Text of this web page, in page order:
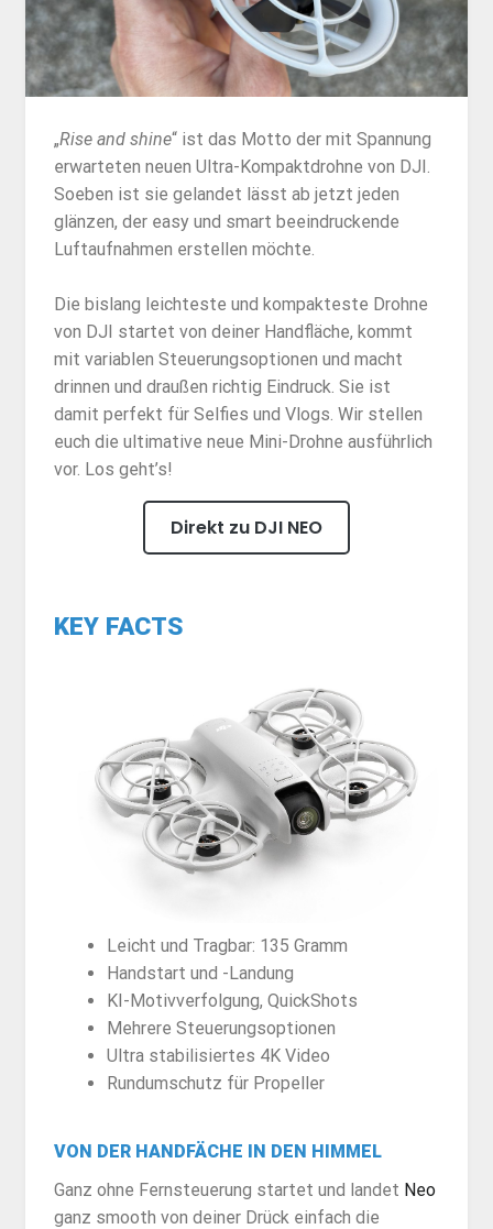
„Rise and shine“ ist das Motto der mit Spannung
erwarteten neuen Ultra-Kompaktdrohne von DJI.
Soeben ist sie gelandet lässt ab jetzt jeden
glänzen, der easy und smart beeindruckende
Luftaufnahmen erstellen möchte.
Die bislang leichteste und kompakteste Drohne
von DJI startet von deiner Handfläche, kommt
mit variablen Steuerungsoptionen und macht
drinnen und draußen richtig Eindruck. Sie ist
damit perfekt für Selfies und Vlogs. Wir stellen
euch die ultimative neue Mini-Drohne ausführlich
vor. Los geht’s!
Direkt zu DJI NEO
KEY FACTS
Leicht und Tragbar: 135 Gramm
Handstart und -Landung
KI-Motivverfolgung, QuickShots
Mehrere Steuerungsoptionen
Ultra stabilisiertes 4K Video
Rundumschutz für Propeller
VON DER HANDFÄCHE IN DEN HIMMEL
Ganz ohne Fernsteuerung startet und landet Neo
ganz smooth von deiner Drück einfach die